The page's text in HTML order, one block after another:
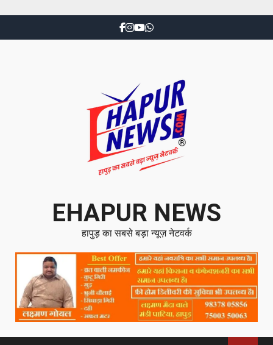
EHAPUR NEWS
हापुड़ का सबसे बड़ा न्यूज़ नेटवर्क